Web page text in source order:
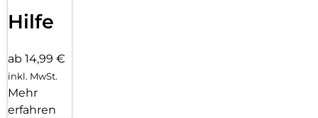
Hilfe
ab 14,99 €
inkl. MwSt.
Mehr
erfahren